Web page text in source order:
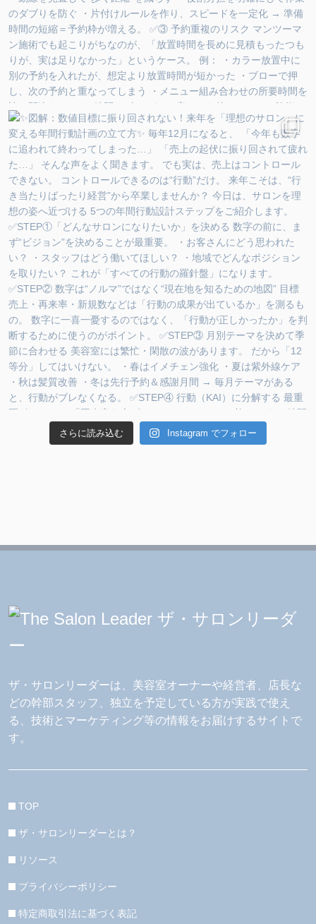
さらに読み込む Instagram でフォロー
ザ・サロンリーダーは、美容室オーナーや経営者、店長な
どの幹部スタッフ、独立を予定している方が実践で使え
る、技術とマーケティング等の情報をお届けするサイトで
す。
TOP
ザ・サロンリーダーとは？
リソース
プライバシーポリシー
特定商取引法に基づく表記